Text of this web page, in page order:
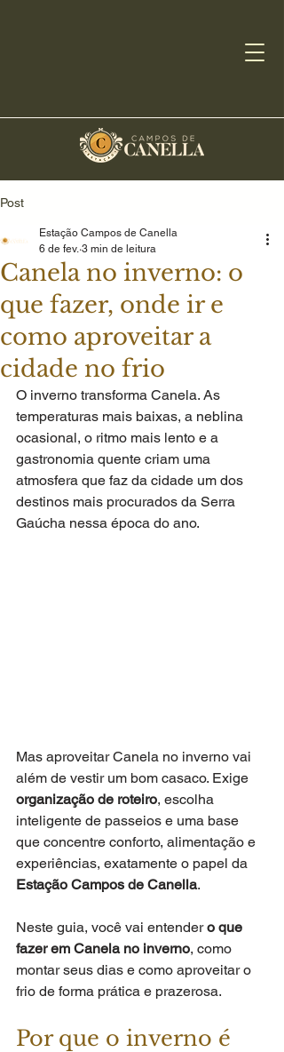
Post
Canela no inverno: o
que fazer, onde ir e
como aproveitar a
cidade no frio
Estação Campos de Canella
6 de fev. 3 min de leitura
O inverno transforma Canela. As
temperaturas mais baixas, a neblina
ocasional, o ritmo mais lento e a
gastronomia quente criam uma
atmosfera que faz da cidade um dos
destinos mais procurados da Serra
Gaúcha nessa época do ano.
Mas aproveitar Canela no inverno vai
além de vestir um bom casaco. Exige
organização de roteiro, escolha
inteligente de passeios e uma base
que concentre conforto, alimentação e
experiências, exatamente o papel da
Estação Campos de Canella.
Neste guia, você vai entender o que
fazer em Canela no inverno, como
montar seus dias e como aproveitar o
frio de forma prática e prazerosa.
Por que o inverno é